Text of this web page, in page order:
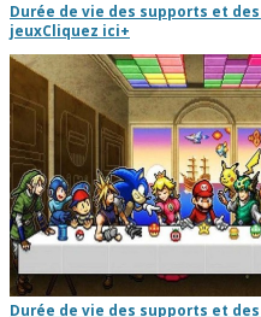
Durée de vie des supports et
jeuxCliquez ici+
Durée de vie des supports et